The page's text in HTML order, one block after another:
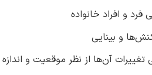
و افراد خانواده
و بینایی